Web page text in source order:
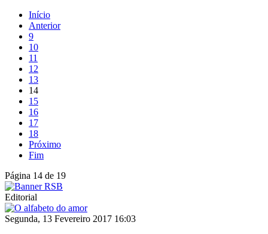
Início
Anterior
9
10
11
12
13
14
15
16
17
18
Próximo
Fim
Página 14 de 19
Editorial
Segunda, 13 Fevereiro 2017 16:03